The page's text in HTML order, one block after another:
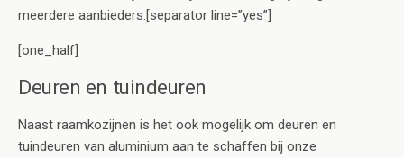
meerdere aanbieders.[separator line=”yes”]
[one_half]
Deuren en tuindeuren
Naast raamkozijnen is het ook mogelijk om deuren en
tuindeuren van aluminium aan te schaffen bij onze